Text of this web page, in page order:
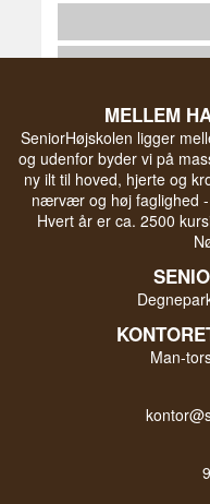
MELLEM
SeniorHøjskolen ligger
og udenfor byder vi på
ny ilt til hoved, hjerte og
nærvær og høj faglighed
Hvert år er ca. 2500
Man-